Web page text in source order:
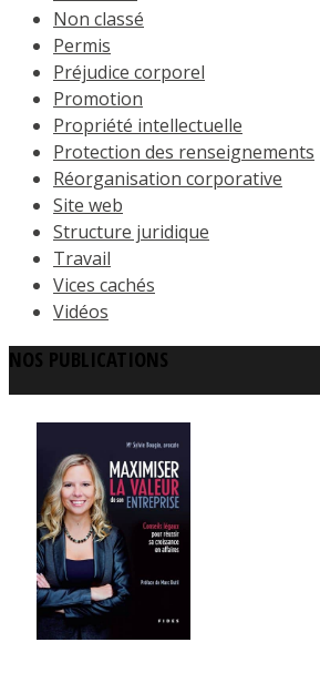
Non classé
Permis
Préjudice corporel
Promotion
Propriété intellectuelle
Protection des renseignements
Réorganisation corporative
Site web
Structure juridique
Travail
Vices cachés
Vidéos
NOS PUBLICATIONS